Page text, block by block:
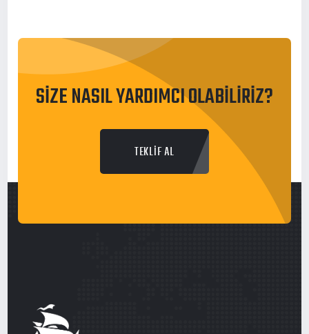
SİZE NASIL YARDIMCI OLABİLİRİZ?
TEKLİF AL